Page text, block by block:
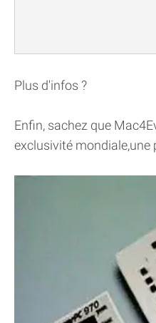
Plus d'infos ?
Enfin, sachez que
exclusivité mondiale,une